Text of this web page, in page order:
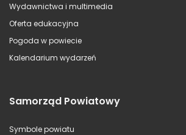
Wydawnictwa i multimedia
Oferta edukacyjna
Pogoda w powiecie
Kalendarium wydarzeń
Samorząd Powiatowy
Symbole powiatu